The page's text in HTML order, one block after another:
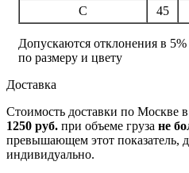
C
45
Допускаются отклонения в
по размеру и цвету
Доставка
Стоимость доставки по Москве
1250 руб. при объеме груза не
превышающем этот показатель,
индивидуально.